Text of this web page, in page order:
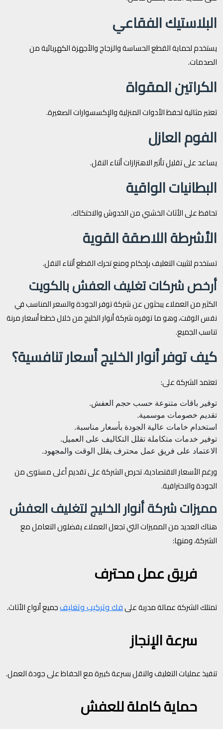
البلاستيك الفقاعي
يستخدم لحماية القطع الحساسة والزجاج والأجهزة الكهربائية من
الصدمات.
الكراتين المقواة
تعتبر مثالية لحفظ الأدوات المنزلية والإكسسوارات الصغيرة.
الفوم العازل
يساعد على تقليل تأثير الاهتزازات أثناء النقل.
البطانيات الواقية
تحافظ على الأثاث الخشبي من الخدوش والاحتكاك.
الأشرطة اللاصقة القوية
تستخدم لتثبيت التغليف بإحكام ومنع تحرك القطع أثناء النقل.
أرخص شركات تغليف العفش بالكويت
الكثير من العملاء يبحثون عن شركة توفر الجودة والسعر المناسب في
نفس الوقت، وهو ما توفره شركة أنوار الخليج من خلال خطط أسعار مرنة
تناسب الجميع.
كيف توفر أنوار الخليج أسعار تنافسية؟
تعتمد الشركة على:
توفير باقات متنوعة حسب حجم العفش.
تقديم خصومات موسمية.
استخدام خامات عالية الجودة بأسعار مناسبة.
توفير خدمات متكاملة تقلل التكاليف على العميل.
الاعتماد على فريق عمل محترف يقلل الوقت والمجهود.
ورغم الأسعار الاقتصادية، تحرص الشركة على تقديم أعلى مستوى من
الجودة والاحترافية.
مميزات شركة أنوار الخليج لتغليف العفش
هناك العديد من المميزات التي تجعل العملاء يفضلون التعامل مع
الشركة، ومنها:
فريق عمل محترف
تمتلك الشركة عمالة مدربة علىفك وتركيب وتغليفجميع أنواع الأثاث.
سرعة الإنجاز
تنفيذ عمليات التغليف والنقل بسرعة كبيرة مع الحفاظ على جودة العمل.
حماية كاملة للعفش